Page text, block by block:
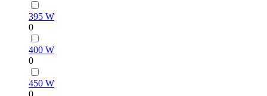
395 W
0
400 W
0
450 W